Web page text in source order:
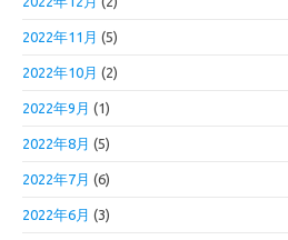
2022年11月 (5)
2022年10月 (2)
2022年9月 (1)
2022年8月 (5)
2022年7月 (6)
2022年6月 (3)